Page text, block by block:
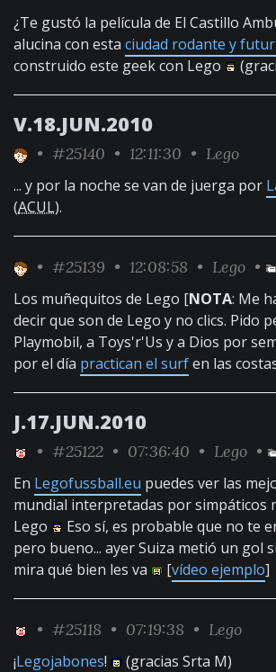
¿Te gustó la película de El Castillo
alucina con esta ciudad rodante y
construido este geek con Lego
V.18.JUN.2010
• #25140 • 12:11:30 • Lego
... y por la noche se van de juerga por
(ACUL).
• #25139 • 12:08:58 • Lego •
Los muñequitos de Lego [NOTA: Me
decir que son de Lego y no clics. Pido
Playmobil, a Toys'r'Us y a Dios por
por el día practican el surfen las
J.17.JUN.2010
• #25122 • 07:36:40 • Lego •
En Legofussball.eu puedes ver las
mundial interpretadas por simpáticos
Lego
Eso sí, es probable que no te
pero bueno... ayer Suiza metió un gol
mira qué bien les va
[vídeo ejemplo]
• #25118 • 07:19:38 • Lego
¡Legojabones! (gracias Srta M)